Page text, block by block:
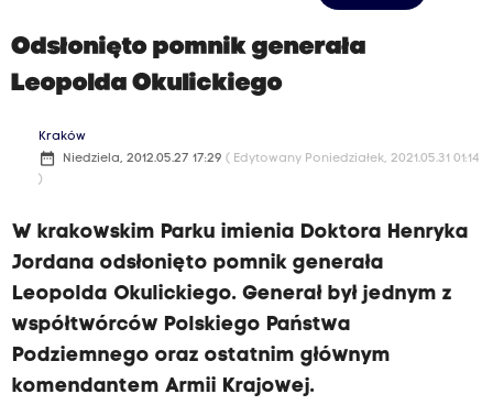
Odsłonięto pomnik generała
Leopolda Okulickiego
Kraków
date_range Niedziela, 2012.05.27 17:29 ( Edytowany Poniedziałek, 2021.05.31 01:14
)
W krakowskim Parku imienia Doktora Henryka
Jordana odsłonięto pomnik generała
Leopolda Okulickiego. Generał był jednym z
współtwórców Polskiego Państwa
Podziemnego oraz ostatnim głównym
komendantem Armii Krajowej.